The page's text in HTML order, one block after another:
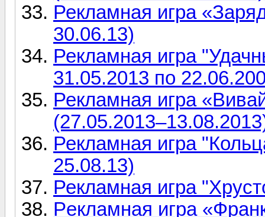
Рекламная игра
30.06.13)
Рекламная игра
31.05.2013 по
Рекламная игра
Рекламная игра
25.08.13)
Рекламная игра
Pекламная игра